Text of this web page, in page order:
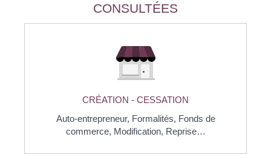
CONSULTÉES
CRÉATION - CESSATION
Auto-entrepreneur, Formalités, Fonds de
commerce, Modification, Reprise…